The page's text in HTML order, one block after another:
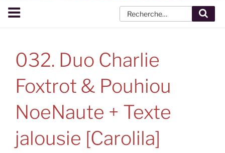
032. Duo Charlie
Foxtrot & Pouhiou
NoeNaute + Texte
jalousie [Carolila]